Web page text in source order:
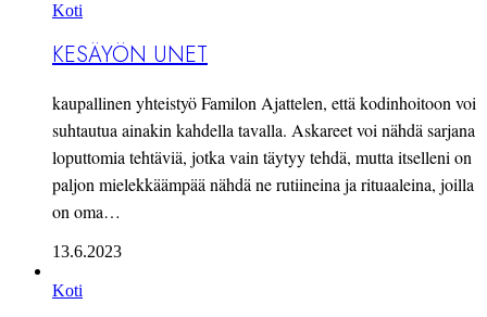
Koti
KESÄYÖN UNET
kaupallinen yhteistyö Familon Ajattelen, että kodinhoitoon voi
suhtautua ainakin kahdella tavalla. Askareet voi nähdä sarjana
loputtomia tehtäviä, jotka vain täytyy tehdä, mutta itselleni on
paljon mielekkäämpää nähdä ne rutiineina ja rituaaleina, joilla
on oma…
13.6.2023
Koti